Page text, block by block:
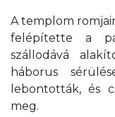
A templom
felépítette a
szállodává
háborus
lebontották, és
meg.